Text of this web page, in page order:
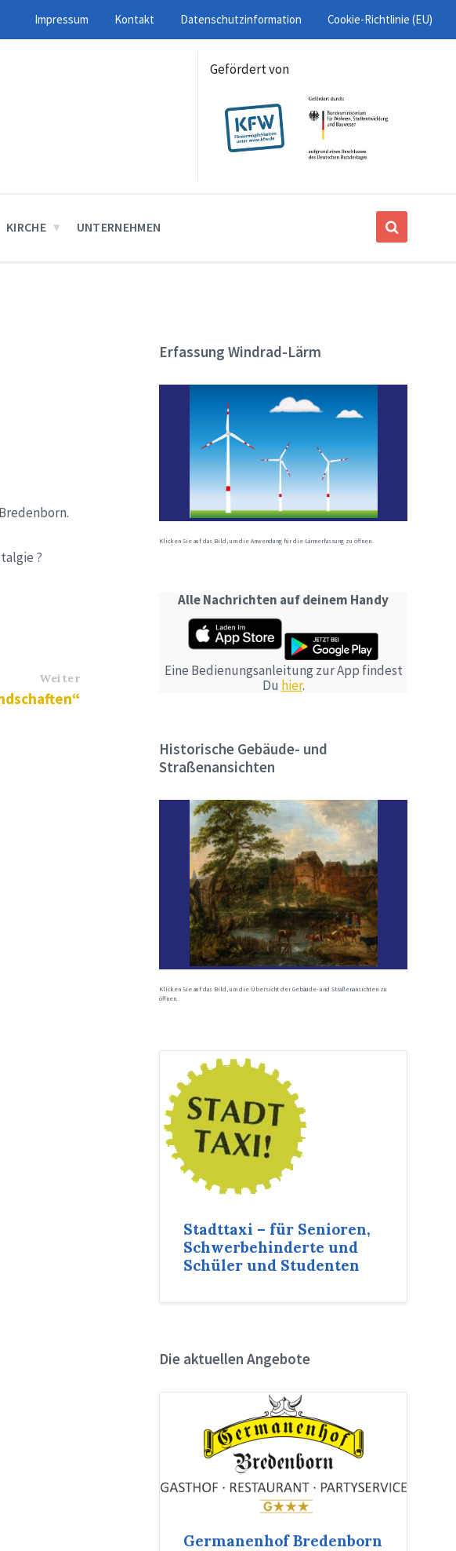
Impressum Kontakt Datenschutzinformation Cookie-Richtlinie (EU)
Gefördert von
KIRCHE UNTERNEHMEN
?
Weiter
Erfassung Windrad-Lärm
Klicken Sie auf das Bild, um die Anwendung für die Lärmerfassung zu öffnen.
Alle Nachrichten auf deinem Handy
Eine Bedienungsanleitung zur App findest
Du hier.
Historische Gebäude- und
Straßenansichten
Klicken Sie auf das Bild, um die Übersicht der Gebäude- und Straßenansichten zu
öffnen.
Stadttaxi – für Senioren,
Schwerbehinderte und
Schüler und Studenten
Die aktuellen Angebote
Germanenhof Bredenborn